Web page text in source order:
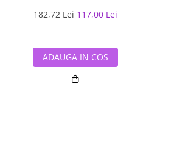
182,72 Lei 117,00 Lei
ADAUGA IN COS